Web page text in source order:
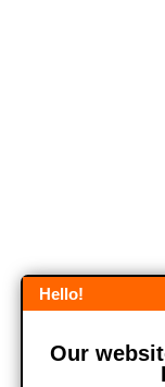
Hello!
Our